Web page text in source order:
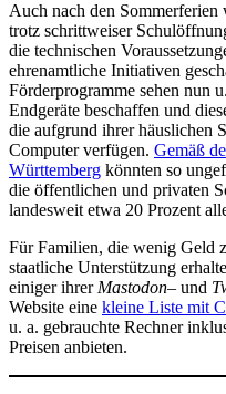
Auch nach den
trotz schrittweiser
die technischen
ehrenamtliche Initiativen
Förderprogramme sehen nun
Endgeräte beschaffen und
die aufgrund ihrer häuslichen
Computer verfügen. Gemäß
Württemberg könnten so
die öffentlichen und privaten
landesweit etwa 20 Prozent
Für Familien, die wenig Geld
staatliche Unterstützung
einiger ihrer Mastodon– und
Website eine kleine Liste mit
u. a. gebrauchte Rechner
Preisen anbieten.